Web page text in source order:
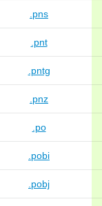
.pns
.pnt
.pntg
.pnz
.po
.pobi
.pobj